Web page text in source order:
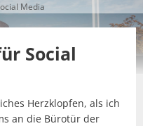
Media
Social
Herzklopfen, als ich
an die Bürotür der